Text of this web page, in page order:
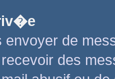
envoyer de
recevoir des